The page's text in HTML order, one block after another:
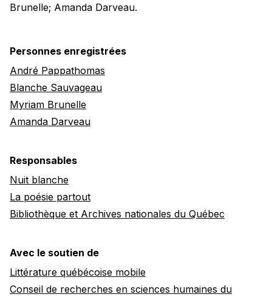
Brunelle; Amanda Darveau.
Personnes enregistrées
André Pappathomas
Blanche Sauvageau
Myriam Brunelle
Amanda Darveau
Responsables
Nuit blanche
La poésie partout
Bibliothèque et Archives nationales du Québec
Avec le soutien de
Littérature québécoise mobile
Conseil de recherches en sciences humaines du